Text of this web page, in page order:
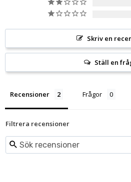
Skriv en
Ställ en
Recensioner Frågor
Filtrera recensioner